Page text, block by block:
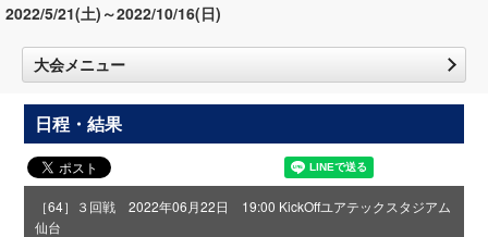
2022/5/21(土)～2022/10/16(日)
大会メニュー
日程・結果
［64］３回戦 2022年06月22日 19:00 KickOffユアテックスタジアム
仙台